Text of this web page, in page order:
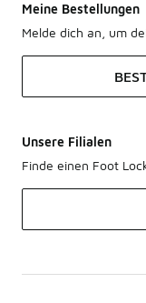
Meine Bestellungen
Melde dich an, um
Unsere Filialen
Finde einen Foot